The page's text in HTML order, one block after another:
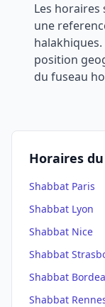
Les horaires
une
position
du fuseau
Horaires
Shabbat Paris
Shabbat Lyon
Shabbat Nice
Shabbat
Shabbat
Shabbat